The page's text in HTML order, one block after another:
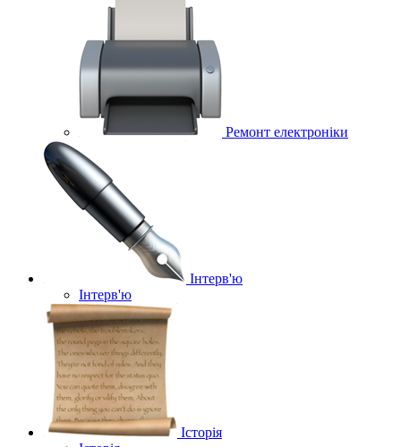
Ремонт електроніки
Інтерв'ю
Інтерв'ю
Історія